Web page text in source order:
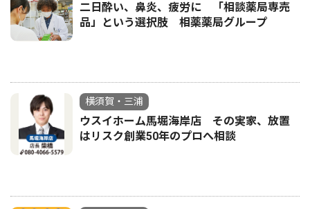
二日酔い、鼻炎、疲労に 「相談薬局専売
品」という選択肢 相薬薬局グループ
横須賀・三浦
ウスイホーム馬堀海岸店 その実家、放置
はリスク創業50年のプロへ相談